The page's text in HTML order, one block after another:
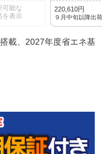
可能な
を表示
220,610円
９月中旬以降出
載、2027年度省エネ基